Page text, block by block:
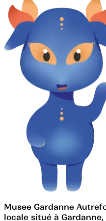
Musee Gardanne
locale situé à